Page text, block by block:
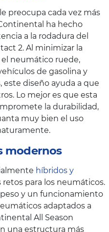
preocupa cada vez más
ha hecho
a la rodadura del
2. Al minimizar la
neumático ruede,
de gasolina y
este diseño ayuda a que
Lo mejor es que esta
la durabilidad,
muy bien el uso
modernos
híbridos y
para los neumáticos.
y un funcionamiento
adaptados a
All Season
una estructura más